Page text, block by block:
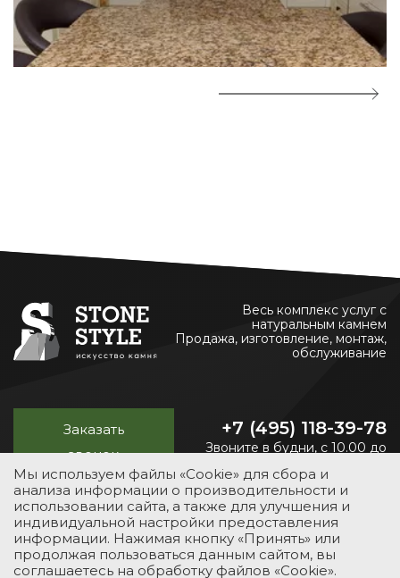
Весь комплекс услуг с
натуральным камнем
Продажа, изготовление, монтаж,
обслуживание
Заказать
звонок
+7 (495) 118-39-78
Звоните в будни, с 10.00 до
УСЛУГИ КАТАЛОГ ПОРТФОЛИО
О КОМПАНИИ
КОНТАКТЫ
Мы используем файлы «Cookie» для сбора и
анализа информации о производительности и
использовании сайта, а также для улучшения и
индивидуальной настройки предоставления
информации. Нажимая кнопку «Принять» или
продолжая пользоваться данным сайтом, вы
соглашаетесь на обработку файлов «Cookie».